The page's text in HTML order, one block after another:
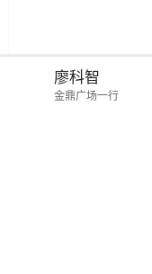
廖科智
金鼎广场一行